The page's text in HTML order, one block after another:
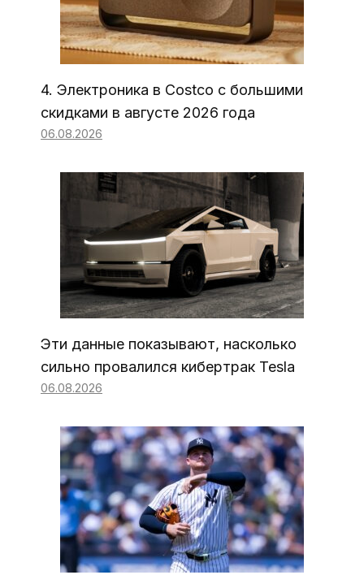
4. Электроника в Costco с большими
скидками в августе 2026 года
06.08.2026
Эти данные показывают, насколько
сильно провалился кибертрак Tesla
06.08.2026